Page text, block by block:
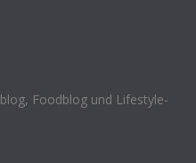
Foodblog und Lifestyle-